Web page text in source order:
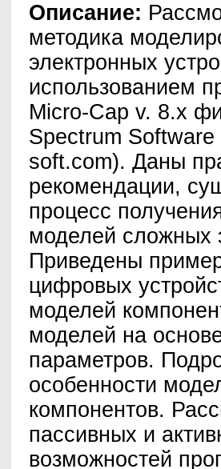
Описание:
методика
электронных
использованием
Micro-Cap v. 8.x
Spectrum
soft.com). Даны
рекомендации,
процесс
моделей сложных
Приведены
цифровых
моделей
моделей на
параметров.
особенности
компонентов.
пассивных и
возможностей